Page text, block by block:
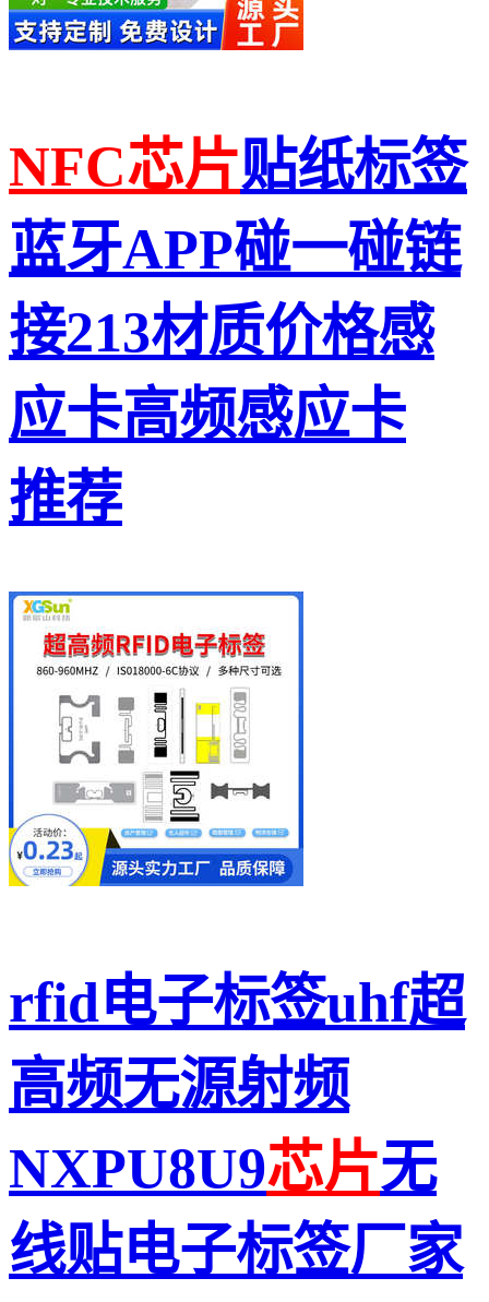
NFC芯片贴纸标签
蓝牙APP碰一碰链
接213材质价格感
应卡高频感应卡
推荐
rfid电子标签uhf超
高频无源射频
NXPU8U9芯片无
线贴电子标签厂家